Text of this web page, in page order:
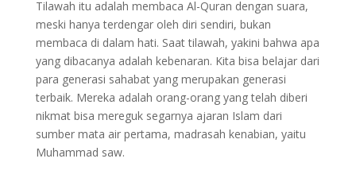
Tilawah itu adalah membaca Al-Quran dengan suara,
meski hanya terdengar oleh diri sendiri, bukan
membaca di dalam hati. Saat tilawah, yakini bahwa apa
yang dibacanya adalah kebenaran. Kita bisa belajar dari
para generasi sahabat yang merupakan generasi
terbaik. Mereka adalah orang-orang yang telah diberi
nikmat bisa mereguk segarnya ajaran Islam dari
sumber mata air pertama, madrasah kenabian, yaitu
Muhammad saw.